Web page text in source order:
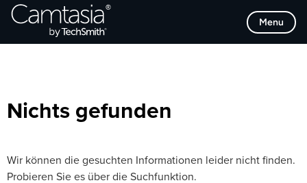
Direkt
zum
Menu
Browse Categories
Nichts gefunden
Wir können die gesuchten Informationen leider nicht finden.
Probieren Sie es über die Suchfunktion.